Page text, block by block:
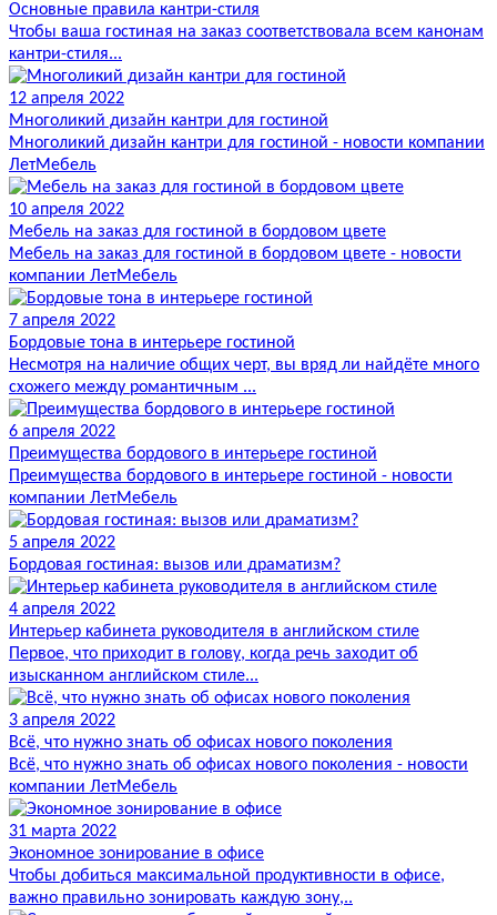
Основные правила кантри-стиля
Чтобы ваша гостиная на заказ соответствовала всем канонам
кантри-стиля...
12 апреля 2022
Многоликий дизайн кантри для гостиной
Многоликий дизайн кантри для гостиной - новости компании
ЛетМебель
10 апреля 2022
Мебель на заказ для гостиной в бордовом цвете
Мебель на заказ для гостиной в бордовом цвете - новости
компании ЛетМебель
7 апреля 2022
Бордовые тона в интерьере гостиной
Несмотря на наличие общих черт, вы вряд ли найдёте много
схожего между романтичным ...
6 апреля 2022
Преимущества бордового в интерьере гостиной
Преимущества бордового в интерьере гостиной - новости
компании ЛетМебель
5 апреля 2022
Бордовая гостиная: вызов или драматизм?
4 апреля 2022
Интерьер кабинета руководителя в английском стиле
Первое, что приходит в голову, когда речь заходит об
изысканном английском стиле...
3 апреля 2022
Всё, что нужно знать об офисах нового поколения
Всё, что нужно знать об офисах нового поколения - новости
компании ЛетМебель
31 марта 2022
Экономное зонирование в офисе
Чтобы добиться максимальной продуктивности в офисе,
важно правильно зонировать каждую зону,..